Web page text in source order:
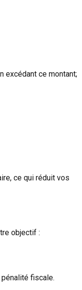
excédant ce montant;
ce qui réduit vos
objectif :
fiscale.